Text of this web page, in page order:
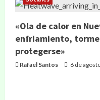
«Ola de calor en
enfriamiento,
protegerse»
Rafael Santos 6 de